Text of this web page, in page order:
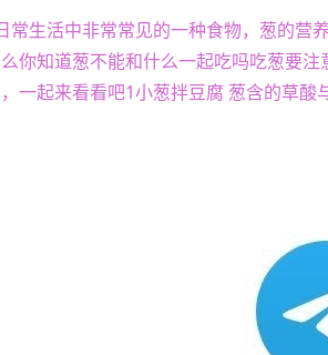
常生活中非常常见的一种食物，葱的营
你知道葱不能和什么一起吃吗吃葱要
一起来看看吧1小葱拌豆腐 葱含的草酸